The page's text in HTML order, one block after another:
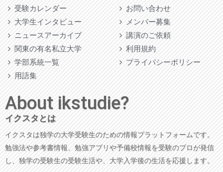
受験カレンダー
大学生インタビュー
ニュースアーカイブ
関東の有名私立大学
学部系統一覧
用語集
お問い合わせ
メンバー募集
講演のご依頼
利用規約
プライバシーポリシー
About ikstudie?
イクスタとは
イクスタは独学の大学受験生のための情報プラットフォームです。
勉強法や参考書情報、勉強アプリや予備校情報を受験のプロが発信
し、独学の受験生の受験生活や、大学入学後の生活を応援します。